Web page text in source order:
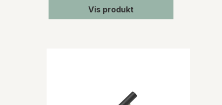
Vis produkt